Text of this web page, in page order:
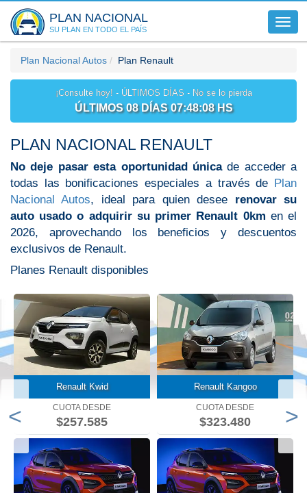
PLAN NACIONAL
SU PLAN EN TODO EL PAÍS
Plan Nacional Autos Plan Renault
¡Consulte hoy! - ÚLTIMOS DÍAS - No se lo pierda
ÚLTIMOS 08 DÍAS 07:48:07 HS
PLAN NACIONAL RENAULT
No deje pasar esta oportunidad únicade acceder a
todas las bonificaciones especiales a través de Plan
Nacional Autos, ideal para quien desee renovar su
auto usado o adquirir su primer Renault 0km en el
2026, aprovechando los beneficios y descuentos
exclusivos de Renault.
Planes Renault disponibles
Renault Kwid
CUOTA DESDE
$257.585
Renault Kangoo
CUOTA DESDE
$323.480
< >